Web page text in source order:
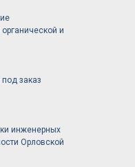
и
заказ
инженерных
Орловской